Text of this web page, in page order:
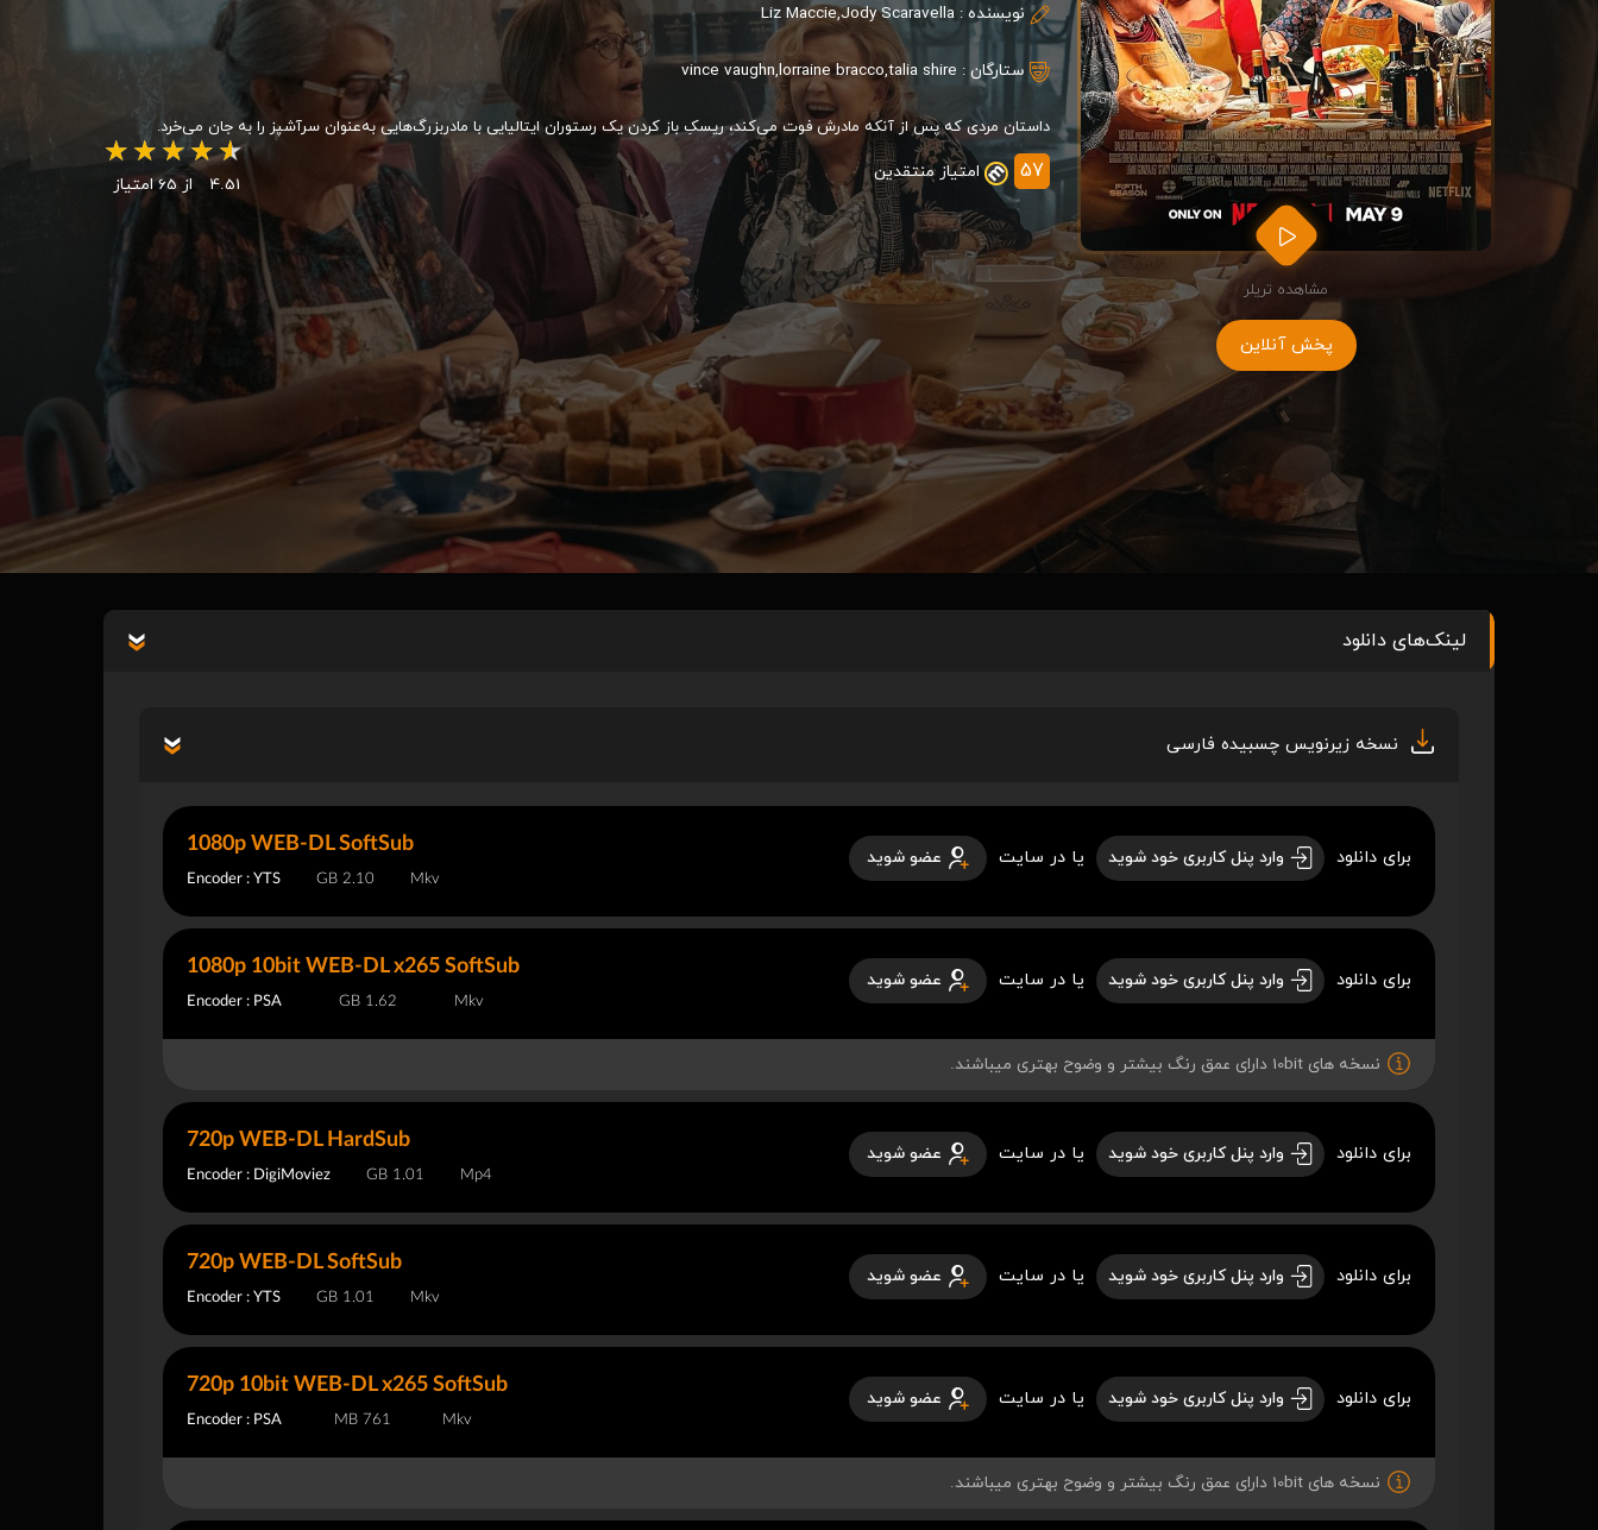
مشاهده تریلر
پخش آنلاین
نویسنده : Liz Maccie,Jody Scaravella
ستارگان : vince vaughn,lorraine bracco,talia shire
داستان مردی که پس از آنکه مادرش فوت می‌کند، ریسکِ باز کردن یک رستوران ایتالیایی با مادربزرگ‌هایی به‌عنوان سرآشپز را به جان می‌خرد.
57 امتیاز منتقدین
4.51 از 65 امتیاز
لینک‌های دانلود
نسخه زیرنویس چسبیده فارسی
برای دانلود وارد پنل کاربری خود شوید یا در سایت عضو شوید
1080p WEB-DL SoftSub
Encoder : YTS 2.10 GB Mkv
برای دانلود وارد پنل کاربری خود شوید یا در سایت عضو شوید
1080p 10bit WEB-DL x265 SoftSub
Encoder : PSA 1.62 GB Mkv
نسخه های 10bit دارای عمق رنگ بیشتر و وضوح بهتری میباشند.
برای دانلود وارد پنل کاربری خود شوید یا در سایت عضو شوید
720p WEB-DL HardSub
Encoder : DigiMoviez 1.01 GB Mp4
برای دانلود وارد پنل کاربری خود شوید یا در سایت عضو شوید
720p WEB-DL SoftSub
Encoder : YTS 1.01 GB Mkv
برای دانلود وارد پنل کاربری خود شوید یا در سایت عضو شوید
720p 10bit WEB-DL x265 SoftSub
Encoder : PSA 761 MB Mkv
نسخه های 10bit دارای عمق رنگ بیشتر و وضوح بهتری میباشند.